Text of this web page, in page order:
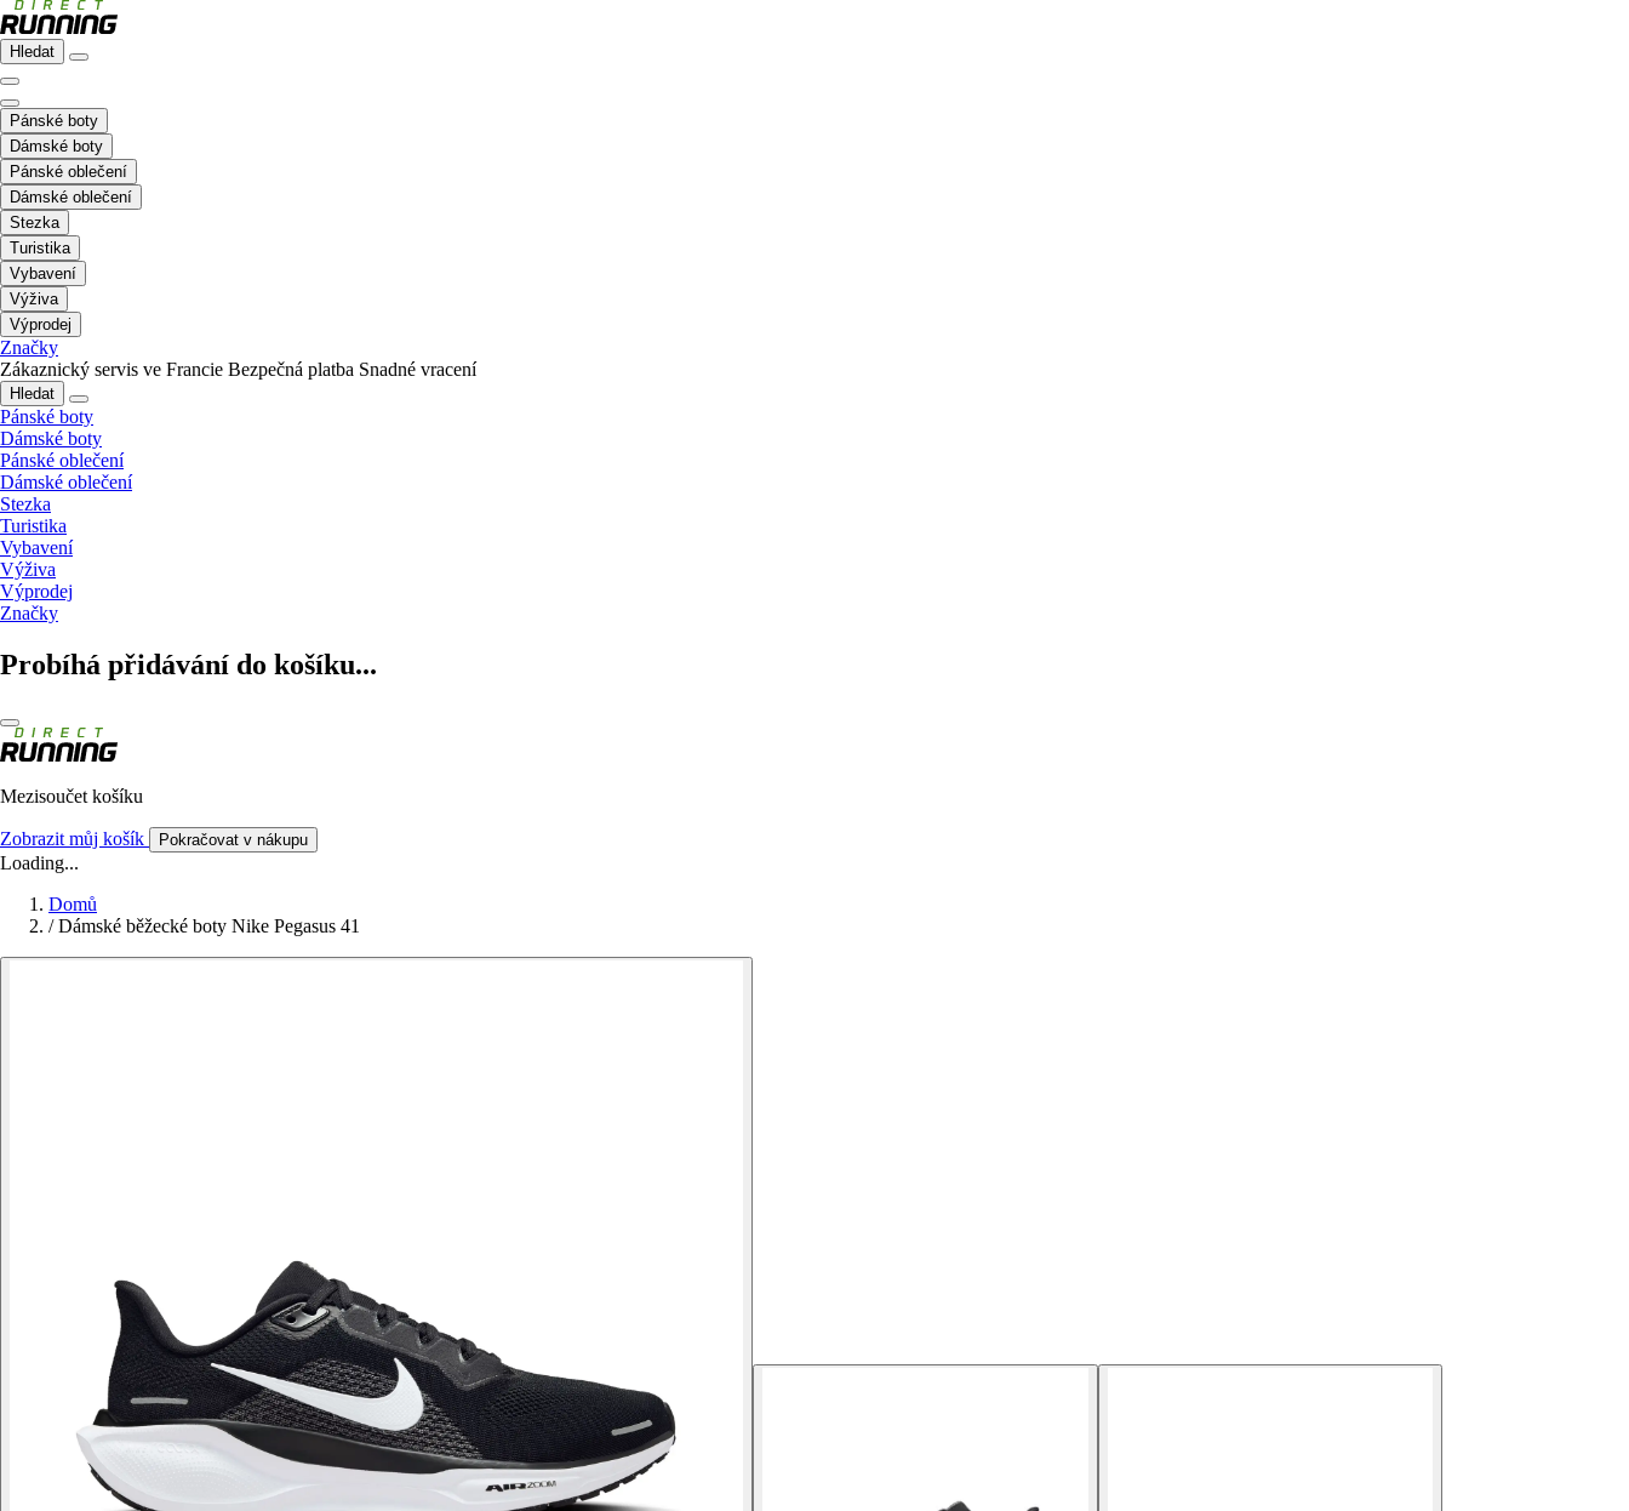
Hledat
Pánské boty
Dámské boty
Pánské oblečení
Dámské oblečení
Stezka
Turistika
Vybavení
Výživa
Výprodej
Značky
Zákaznický servis ve Francie Bezpečná platba Snadné vracení
Hledat
Pánské boty
Dámské boty
Pánské oblečení
Dámské oblečení
Stezka
Turistika
Vybavení
Výživa
Výprodej
Značky
Probíhá přidávání do košíku...
Mezisoučet košíku
Zobrazit můj košík Pokračovat v nákupu
Loading...
Domů
/ Dámské běžecké boty Nike Pegasus 41